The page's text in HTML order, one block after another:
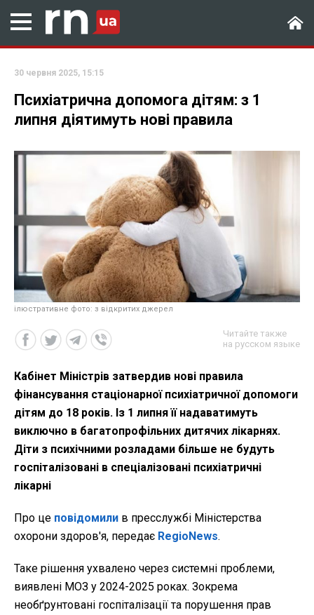
30 червня 2025, 15:15
Психіатрична допомога дітям: з 1
липня діятимуть нові правила
ілюстративне фото: з відкритих джерел
Читайте также
на русском языке
Кабінет Міністрів затвердив нові правила
фінансування стаціонарної психіатричної допомоги
дітям до 18 років. Із 1 липня її надаватимуть
виключно в багатопрофільних дитячих лікарнях.
Діти з психічними розладами більше не будуть
госпіталізовані в спеціалізовані психіатричні
лікарні
Про це повідомили в пресслужбі Міністерства
охорони здоров'я, передає RegioNews.
Таке рішення ухвалено через системні проблеми,
виявлені МОЗ у 2024-2025 роках. Зокрема
необґрунтовані госпіталізації та порушення прав